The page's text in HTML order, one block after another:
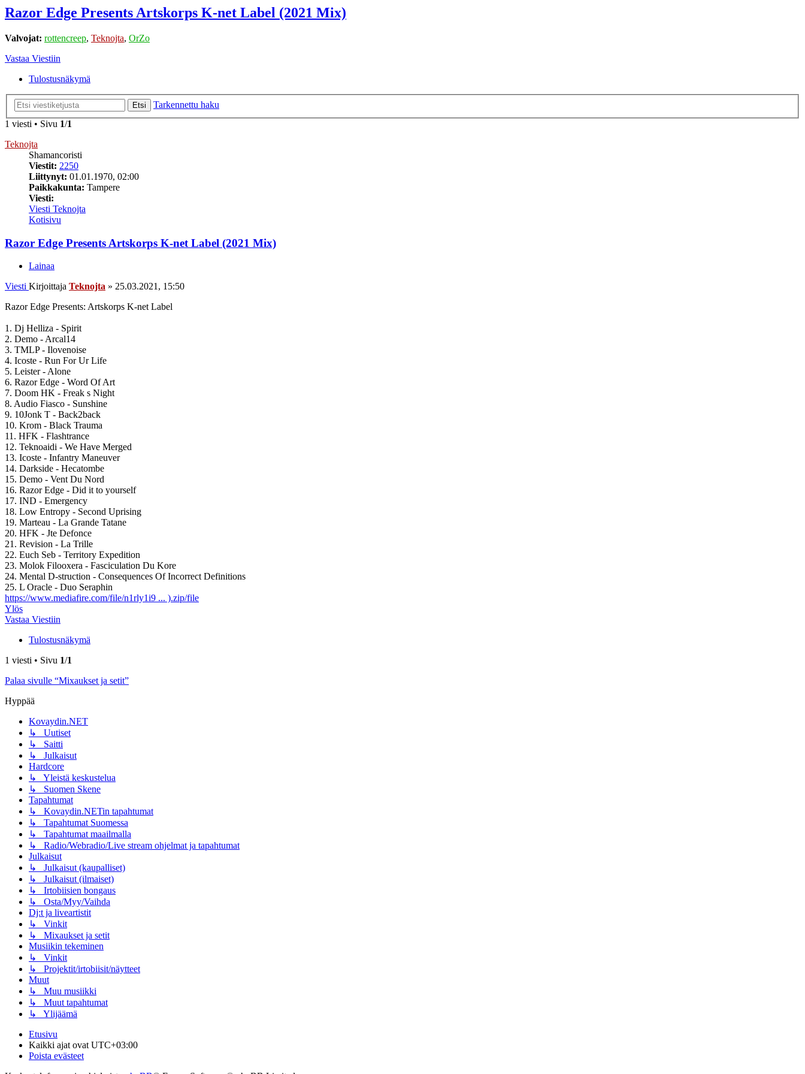
Razor Edge Presents Artskorps K-net Label (2021 Mix)
Valvojat: rottencreep, Teknojta, OrZo
Vastaa Viestiin
Tulostusnäkymä
Etsi
Tarkennettu haku
1 viesti • Sivu 1/1
Teknojta
Shamancoristi
Viestit: 2250
Liittynyt: 01.01.1970, 02:00
Paikkakunta: Tampere
Viesti:
Viesti Teknojta
Kotisivu
Razor Edge Presents Artskorps K-net Label (2021 Mix)
Lainaa
Viesti Kirjoittaja Teknojta » 25.03.2021, 15:50
Razor Edge Presents: Artskorps K-net Label
1. Dj Helliza - Spirit
2. Demo - Arcal14
3. TMLP - Ilovenoise
4. Icoste - Run For Ur Life
5. Leister - Alone
6. Razor Edge - Word Of Art
7. Doom HK - Freak s Night
8. Audio Fiasco - Sunshine
9. 10Jonk T - Back2back
10. Krom - Black Trauma
11. HFK - Flashtrance
12. Teknoaidi - We Have Merged
13. Icoste - Infantry Maneuver
14. Darkside - Hecatombe
15. Demo - Vent Du Nord
16. Razor Edge - Did it to yourself
17. IND - Emergency
18. Low Entropy - Second Uprising
19. Marteau - La Grande Tatane
20. HFK - Jte Defonce
21. Revision - La Trille
22. Euch Seb - Territory Expedition
23. Molok Filooxera - Fasciculation Du Kore
24. Mental D-struction - Consequences Of Incorrect Definitions
25. L Oracle - Duo Seraphin
https://www.mediafire.com/file/n1rly1i9 ... ).zip/file
Ylös
Vastaa Viestiin
Tulostusnäkymä
1 viesti • Sivu 1/1
Palaa sivulle “Mixaukset ja setit”
Hyppää
Kovaydin.NET
↳ Uutiset
↳ Saitti
↳ Julkaisut
Hardcore
↳ Yleistä keskustelua
↳ Suomen Skene
Tapahtumat
↳ Kovaydin.NETin tapahtumat
↳ Tapahtumat Suomessa
↳ Tapahtumat maailmalla
↳ Radio/Webradio/Live stream ohjelmat ja tapahtumat
Julkaisut
↳ Julkaisut (kaupalliset)
↳ Julkaisut (ilmaiset)
↳ Irtobiisien bongaus
↳ Osta/Myy/Vaihda
Dj:t ja liveartistit
↳ Vinkit
↳ Mixaukset ja setit
Musiikin tekeminen
↳ Vinkit
↳ Projektit/irtobiisit/näytteet
Muut
↳ Muu musiikki
↳ Muut tapahtumat
↳ Ylijäämä
Etusivu
Kaikki ajat ovat UTC+03:00
Poista evästeet